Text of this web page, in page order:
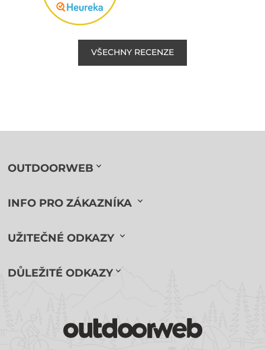
VŠECHNY RECENZE
OUTDOORWEB
INFO PRO ZÁKAZNÍKA
UŽITEČNÉ ODKAZY
DŮLEŽITÉ ODKAZY